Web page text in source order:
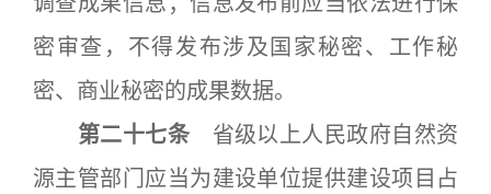
密审查，不得发布涉及国家秘密、工作秘
密、商业秘密的成果数据。
第二十七条 省级以上人民政府自然资
源主管部门应当为建设单位提供建设项目占